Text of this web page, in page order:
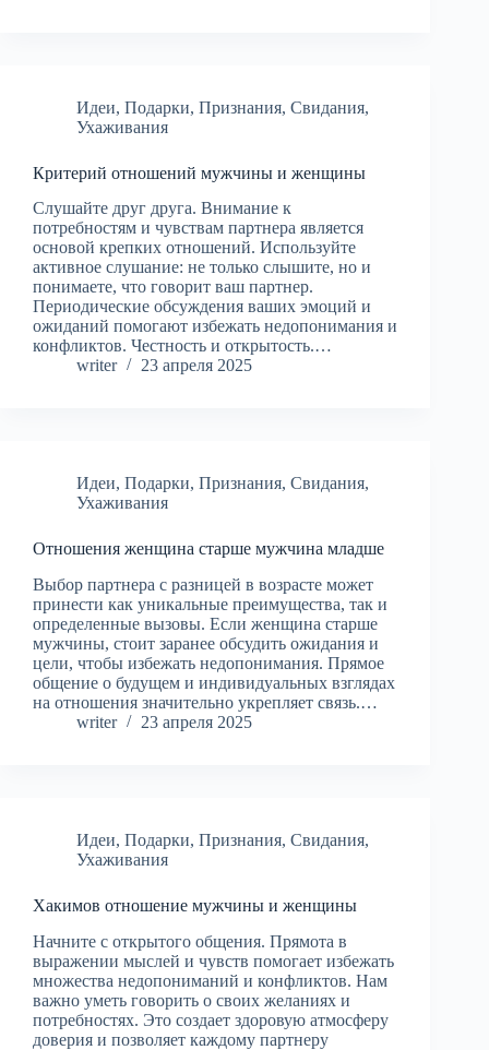
Идеи, Подарки, Признания, Свидания,
Ухаживания
Критерий отношений мужчины и женщины
Слушайте друг друга. Внимание к
потребностям и чувствам партнера является
основой крепких отношений. Используйте
активное слушание: не только слышите, но и
понимаете, что говорит ваш партнер.
Периодические обсуждения ваших эмоций и
ожиданий помогают избежать недопонимания и
конфликтов. Честность и открытость.…
writer
23 апреля 2025
Идеи, Подарки, Признания, Свидания,
Ухаживания
Отношения женщина старше мужчина младше
Выбор партнера с разницей в возрасте может
принести как уникальные преимущества, так и
определенные вызовы. Если женщина старше
мужчины, стоит заранее обсудить ожидания и
цели, чтобы избежать недопонимания. Прямое
общение о будущем и индивидуальных взглядах
на отношения значительно укрепляет связь.…
writer
23 апреля 2025
Идеи, Подарки, Признания, Свидания,
Ухаживания
Хакимов отношение мужчины и женщины
Начните с открытого общения. Прямота в
выражении мыслей и чувств помогает избежать
множества недопониманий и конфликтов. Нам
важно уметь говорить о своих желаниях и
потребностях. Это создает здоровую атмосферу
доверия и позволяет каждому партнеру